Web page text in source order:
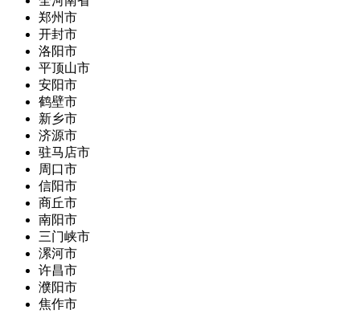
郑州市
开封市
洛阳市
平顶山市
安阳市
鹤壁市
新乡市
济源市
驻马店市
周口市
信阳市
商丘市
南阳市
三门峡市
漯河市
许昌市
濮阳市
焦作市